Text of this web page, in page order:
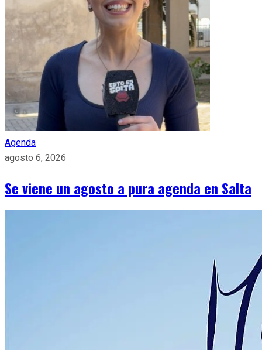
Agenda
agosto 6, 2026
Se viene un agosto a pura agenda en Salta